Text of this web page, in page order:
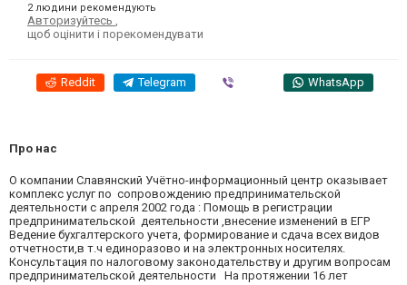
2 людини рекомендують
Авторизуйтесь
щоб оцінити і порекомендувати
Reddit Telegram WhatsApp
Про нас
О компании Славянский Учётно-информационный центр оказывает
комплекс услуг по сопровождению предпринимательской
деятельности с апреля 2002 года : Помощь в регистрации
предпринимательской деятельности ,внесение изменений в ЕГР
Ведение бухгалтерского учета, формирование и сдача всех видов
отчетности,в т.ч единоразово и на электронных носителях.
Консультация по налоговому законодательству и другим вопросам
предпринимательской деятельности На протяжении 16 лет